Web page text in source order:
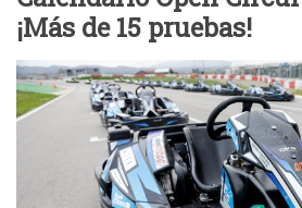
¡Más de 15 pruebas!